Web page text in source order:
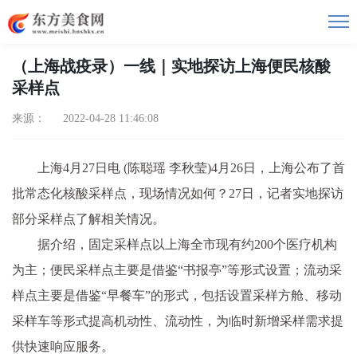
（上海战疫录）一线｜实地探访上海便民核酸
采样点
来源： 2022-04-28 11:46:08
上海4月27日电 (陈聪瑶 李秋莹)4月26日，上海公布了首
批常态化核酸采样点，现场情况如何？27日，记者实地探访
部分采样点了解相关情况。
据介绍，固定采样点以上海全市现有约200个医疗机构
为主；便民采样点主要是借鉴“书报亭”等形式设置；流动采
样点主要是借鉴“早餐车”的形式，包括设置采样方舱、移动
采样车等形式提高机动性、流动性，为临时新增采样需求提
供快速响应服务。